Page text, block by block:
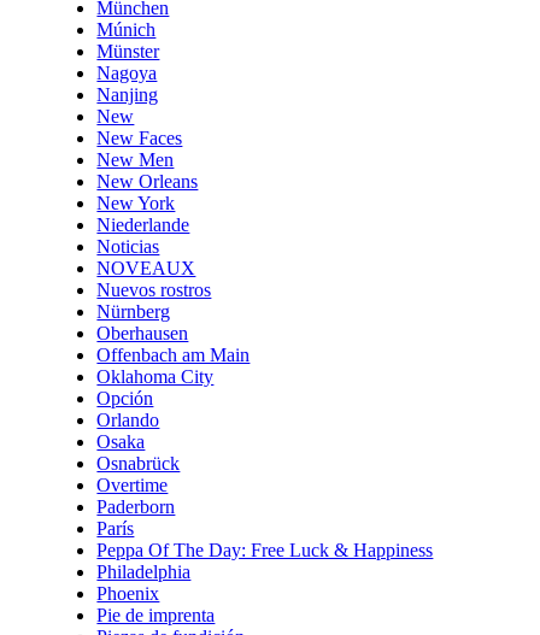
München
Múnich
Münster
Nagoya
Nanjing
New
New Faces
New Men
New Orleans
New York
Niederlande
Noticias
NOVEAUX
Nuevos rostros
Nürnberg
Oberhausen
Offenbach am Main
Oklahoma City
Opción
Orlando
Osaka
Osnabrück
Overtime
Paderborn
París
Peppa Of The Day: Free Luck & Happiness
Philadelphia
Phoenix
Pie de imprenta